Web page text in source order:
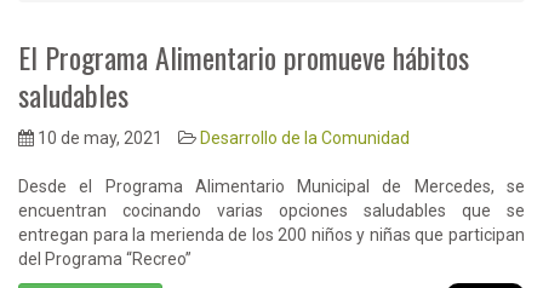
El Programa Alimentario promueve hábitos
saludables
10 de may, 2021 Desarrollo de la Comunidad
Desde el Programa Alimentario Municipal de Mercedes, se
encuentran cocinando varias opciones saludables que se
entregan para la merienda de los 200 niños y niñas que participan
del Programa “Recreo”